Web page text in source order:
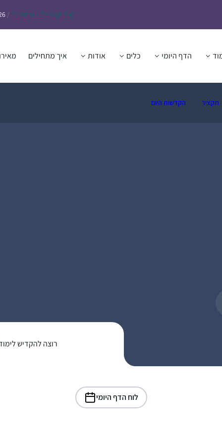
Today’s Daf – זבחים נ״ו /
הדף היומי כלים אודות איך מתחילים
תקציר הקדשות היום
רוצה להקדיש
לוח הדף היומי